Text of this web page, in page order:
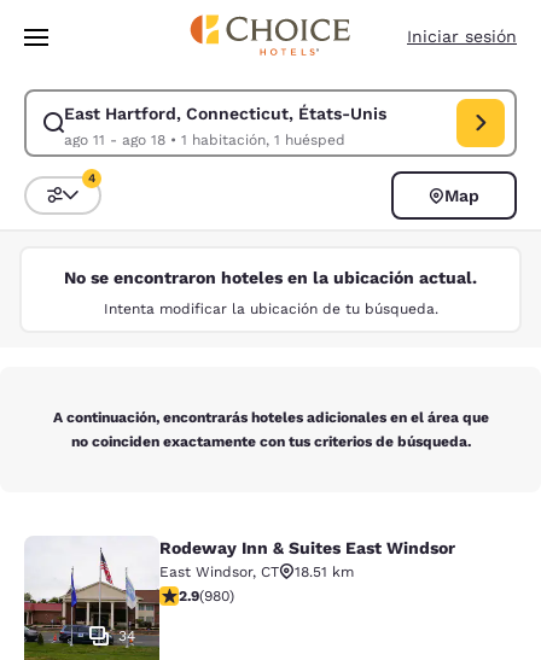
Pasar A Contenido Principal
Iniciar sesión
East Hartford, Connecticut, États-Unis
ago 11 - ago 18• 1 habitación, 1 huésped
Modificar la búsqueda de East Hartford, Connecticut, États-Unis.
Ordenar y filtrar
4
Map
No se encontraron hoteles en la ubicación actual.
Intenta modificar la ubicación de tu búsqueda.
A continuación, encontrarás hoteles adicionales en el área que
no coinciden exactamente con tus criterios de búsqueda.
Rodeway Inn & Suites East Windsor
34
Rodeway Inn & Suites East Windsor
East Windsor, CT
18.51 km
calificación de 2.89 estrellas. Feria. 980 reseñas
2.9(980)